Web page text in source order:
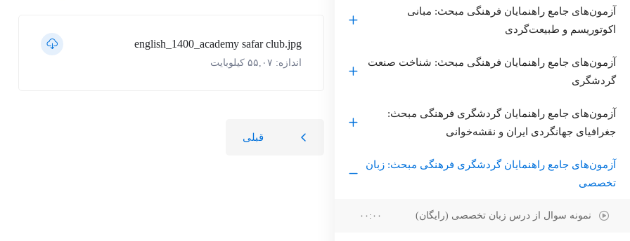
آزمون‌های جامع راهنمایان فرهنگی مبحث: مبانی
اکوتوریسم و طبیعت‌گردی
آزمون‌های جامع راهنمایان فرهنگی مبحث: شناخت صنعت
گردشگری
آزمون‌های جامع راهنمایان گردشگری فرهنگی مبحث:
جغرافیای جهانگردی ایران و نقشه‌خوانی
آزمون‌های جامع راهنمایان گردشگری فرهنگی مبحث: زبان
تخصصی
نمونه سوال از درس زبان تخصصی (رایگان) ۰۰:۰۰
english_1400_academy safar club.jpg
اندازه: ۵۵,۰۷ کیلوبایت
قبلی